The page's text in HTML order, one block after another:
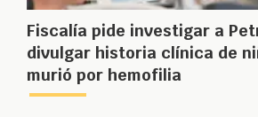
Fiscalía pide investigar a
divulgar historia clínica de
murió por hemofilia